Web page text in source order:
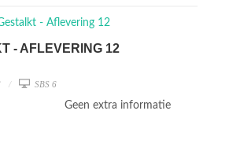
- AFLEVERING 12
SBS 6
Geen extra informatie